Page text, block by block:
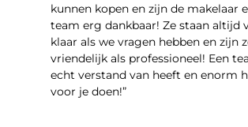
kunnen kopen en zijn de makelaar
team erg dankbaar! Ze staan altijd
klaar als we vragen hebben en zijn
vriendelijk als professioneel! Een
echt verstand van heeft en enorm
voor je doen!”